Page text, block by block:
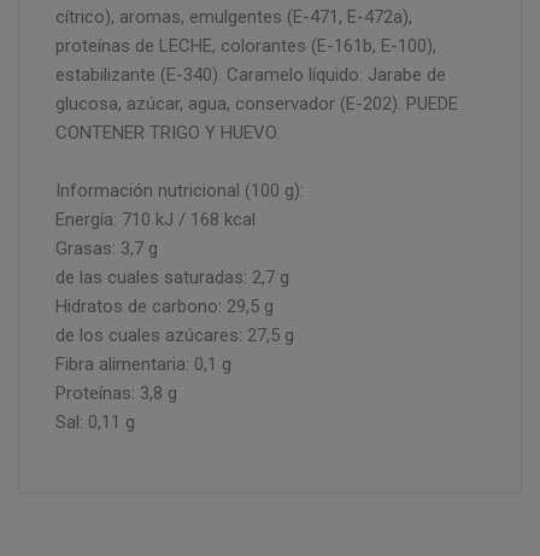
cítrico), aromas, emulgentes (E-471, E-472a),
proteínas de LECHE, colorantes (E-161b, E-100),
estabilizante (E-340). Caramelo líquido: Jarabe de
glucosa, azúcar, agua, conservador (E-202). PUEDE
CONTENER TRIGO Y HUEVO.
Información nutricional (100 g):
Energía: 710 kJ / 168 kcal
Grasas: 3,7 g
de las cuales saturadas: 2,7 g
Hidratos de carbono: 29,5 g
de los cuales azúcares: 27,5 g
Fibra alimentaria: 0,1 g
Proteínas: 3,8 g
Sal: 0,11 g